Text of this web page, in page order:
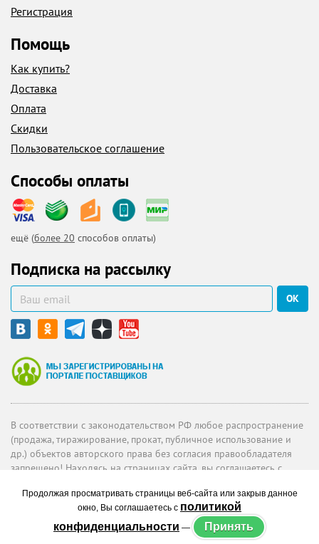
Регистрация
Помощь
Как купить?
Доставка
Оплата
Скидки
Пользовательское соглашение
Способы оплаты
ещё (более 20 способов оплаты)
Подписка на рассылку
ОК
В соответствии с законодательством РФ любое распространение
(продажа, тиражирование, прокат, публичное использование и
др.) объектов авторского права без согласия правообладателя
запрещено! Находясь на страницах сайта, вы соглашаетесь с
При использовании материалов, обязательна ссылка на
www.uchmag.ru.
Разработка сайта– Модуль Код ИТ.